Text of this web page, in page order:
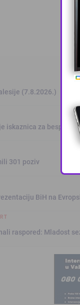
(7.8.2026.)
iskaznica za
301 poziv
BiH na
raspored: Mladost